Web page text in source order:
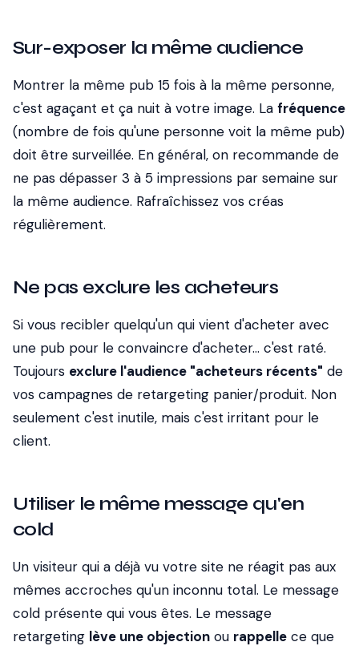
Sur-exposer la même audience
Montrer la même pub 15 fois à la même personne,
c'est agaçant et ça nuit à votre image. La fréquence
(nombre de fois qu'une personne voit la même pub)
doit être surveillée. En général, on recommande de
ne pas dépasser 3 à 5 impressions par semaine sur
la même audience. Rafraîchissez vos créas
régulièrement.
Ne pas exclure les acheteurs
Si vous recibler quelqu'un qui vient d'acheter avec
une pub pour le convaincre d'acheter... c'est raté.
Toujours exclure l'audience "acheteurs récents" de
vos campagnes de retargeting panier/produit. Non
seulement c'est inutile, mais c'est irritant pour le
client.
Utiliser le même message qu'en
cold
Un visiteur qui a déjà vu votre site ne réagit pas aux
mêmes accroches qu'un inconnu total. Le message
cold présente qui vous êtes. Le message
retargeting lève une objection ou rappelle ce que